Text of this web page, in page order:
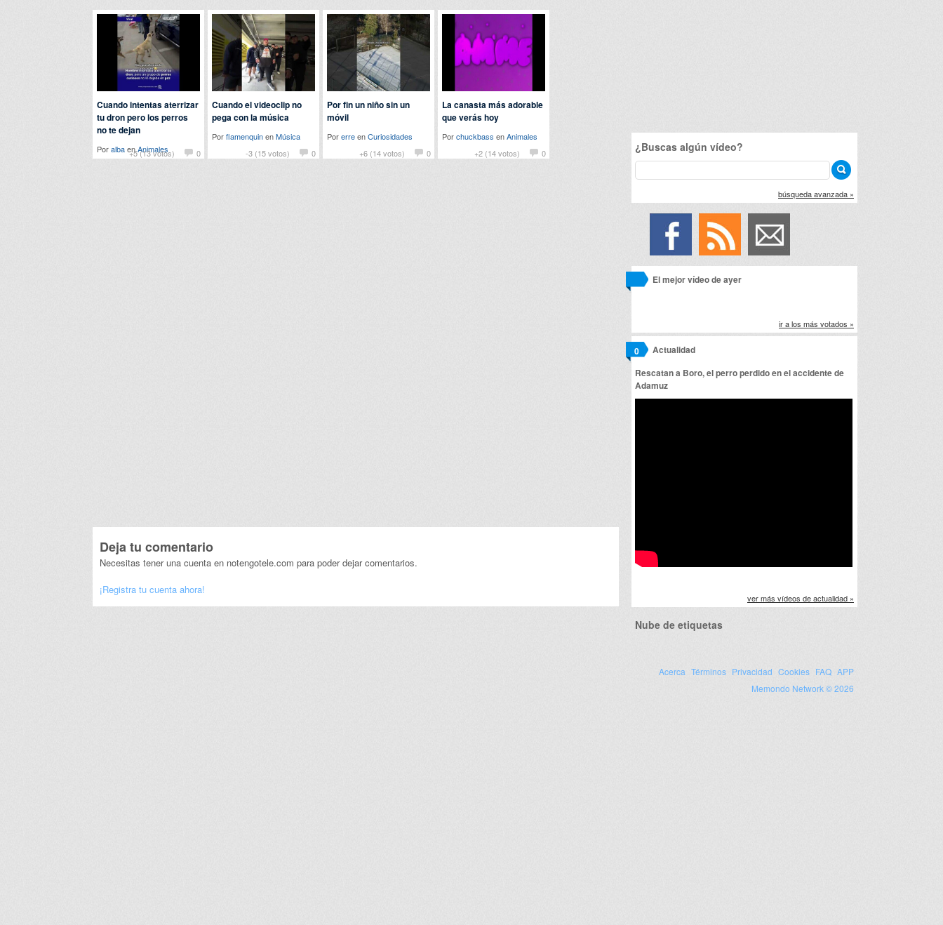
+5 (13 votos) 0
Cuando intentas aterrizar
tu dron pero los perros
no te dejan
PoralbaenAnimales -3 (15 votos) 0
Cuando el videoclip no
pega con la música
PorflamenquinenMúsica
+6 (14 votos)
0
Por fin un niño sin un
móvil
PorerreenCuriosidades
+2 (14 votos)
0
La canasta más adorable
que verás hoy
Porchuckbass enAnimales
Deja tu comentario
Necesitas tener una cuenta en notengotele.com para poder dejar comentarios.
¡Registra tu cuenta ahora!
¿Buscas algún vídeo?
búsqueda avanzada »
El mejor vídeo de ayer
ir a los más votados »
Actualidad
0
Rescatan a Boro, el perro perdido en el accidente de
Adamuz
ver más vídeos de actualidad »
Nube de etiquetas
Acerca Términos Privacidad Cookies FAQ APP
Memondo Network © 2026